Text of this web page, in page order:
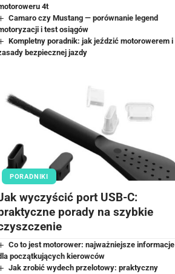
4t
Camaro czy Mustang — porównanie legend
i test osiągów
Kompletny poradnik: jak jeździć motorowerem i
bezpiecznej jazdy
PORADNIKI
wyczyścić port USB-C:
porady na szybkie
Co to jest motorower: najważniejsze informacje
początkujących kierowców
Jak zrobić wydech przelotowy: praktyczny